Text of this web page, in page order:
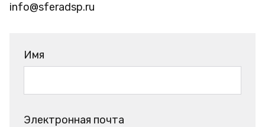
info@sferadsp.ru
Имя
Электронная почта